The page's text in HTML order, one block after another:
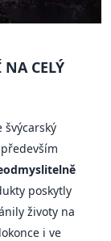
CELÝ
poskytly
životy na
i ve